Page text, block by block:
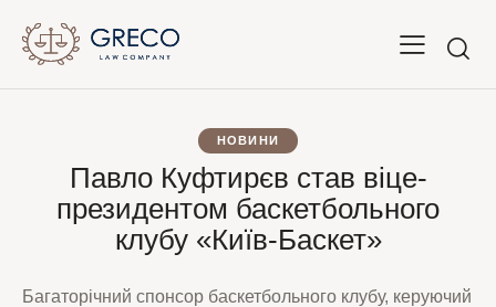
НОВИНИ
Павло Куфтирєв став віце-
президентом баскетбольного
клубу «Київ-Баскет»
Багаторічний спонсор баскетбольного клубу, керуючий